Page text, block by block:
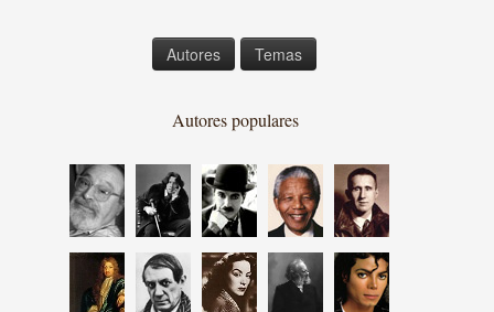
Autores Temas
Autores populares